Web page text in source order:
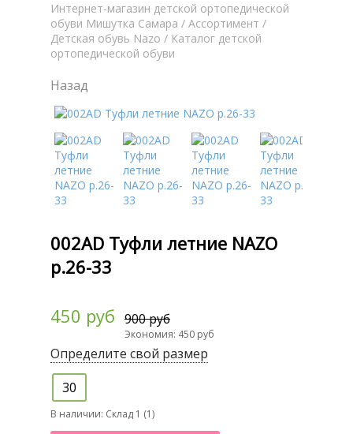
Интернет-магазин детской ортопедической
обуви Мишутка Самара / Aссортимент /
Детская обувь Nazo / Каталог детской
ортопедической обуви
Назад
002AD Туфли летние NAZO
р.26-33
450 руб 900 руб
Экономия: 450 руб
Определите свой размер
30
В наличии: Склад 1 (1)